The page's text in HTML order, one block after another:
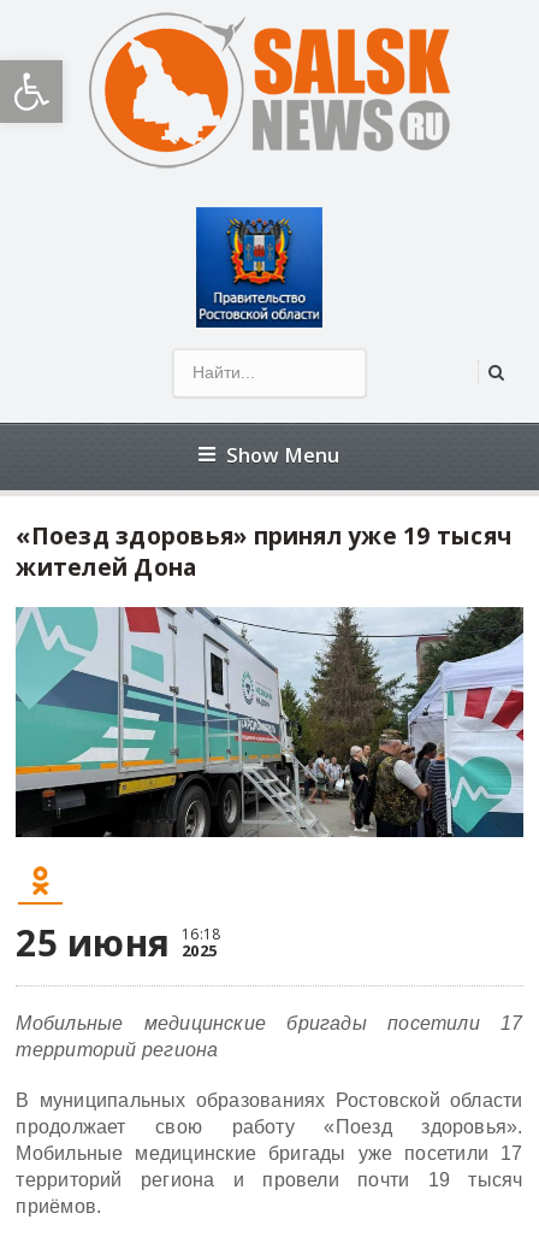
Открыть панель инструментов
Show Menu
«Поезд здоровья» принял уже 19 тысяч
жителей Дона
25 июня 16:18
2025
Мобильные медицинские бригады посетили 17
территорий региона
В муниципальных образованиях Ростовской области
продолжает свою работу «Поезд здоровья».
Мобильные медицинские бригады уже посетили 17
территорий региона и провели почти 19 тысяч
приёмов.